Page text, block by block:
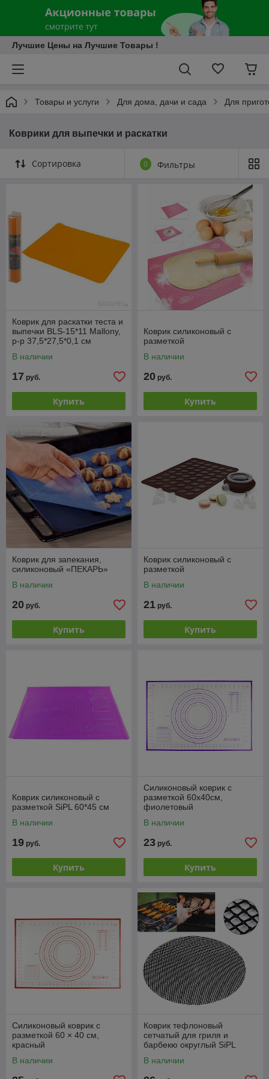
Лучшие Цены на Лучшие Товары !
Товары и услуги Для дома, дачи и сада Для
Коврики для выпечки и раскатки
Сортировка 0 Фильтры
Коврик для раскатки теста и
выпечки BLS-15*11 Mallony,
р-р 37,5*27,5*0,1 см
В наличии
17 руб.
Купить
Коврик силиконовый с
разметкой
В наличии
20 руб.
Купить
Коврик для запекания,
силиконовый «ПЕКАРЬ»
В наличии
20 руб.
Купить
Коврик силиконовый с
разметкой
В наличии
21 руб.
Купить
Коврик силиконовый с
разметкой SiPL 60*45 см
В наличии
19 руб.
Купить
Силиконовый коврик с
разметкой 60х40см,
фиолетовый
В наличии
23 руб.
Купить
Силиконовый коврик с
разметкой 60 × 40 см,
красный
В наличии
Коврик тефлоновый
сетчатый для гриля и
барбекю округлый SiPL
В наличии